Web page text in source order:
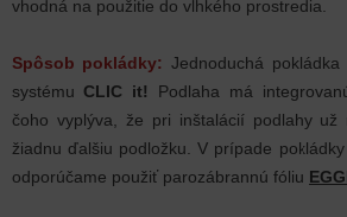
vhodná na použitie do vlhkého prostredia.
Spôsob pokládky: Jednoduchá
systému CLIC it!
Podlaha má
čoho vyplýva, že pri inštalácií podlahy
žiadnu ďalšiu podložku.
V prípade
odporúčame použiť parozábrannú fóliu